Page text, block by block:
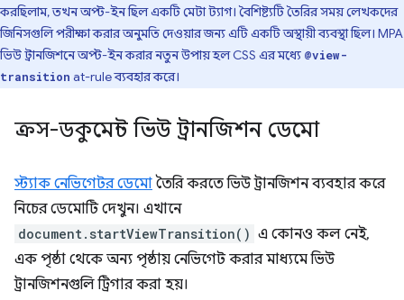
করছিলাম, তখন অপ্ট-ইন ছিল একটি মেটা ট্যাগ। বৈশিষ্ট্যটি তৈরির সময় লেখকদের
জিনিসগুলি পরীক্ষা করার অনুমতি দেওয়ার জন্য এটি একটি অস্থায়ী ব্যবস্থা ছিল। MPA
ভিউ ট্রানজিশনে অপ্ট-ইন করার নতুন উপায় হল CSS এর মধ্যে @view-
transition at-rule ব্যবহার করে।
ক্রস-ডকুমেন্ট ভিউ ট্রানজিশন ডেমো
স্ট্যাক নেভিগেটর ডেমো তৈরি করতে ভিউ ট্রানজিশন ব্যবহার করে
নিচের ডেমোটি দেখুন। এখানে
document.startViewTransition() এ কোনও কল নেই,
এক পৃষ্ঠা থেকে অন্য পৃষ্ঠায় নেভিগেট করার মাধ্যমে ভিউ
ট্রানজিশনগুলি ট্রিগার করা হয়।